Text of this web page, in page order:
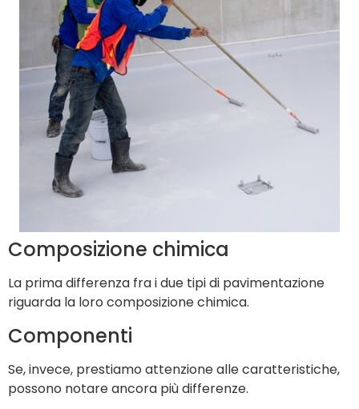
Composizione chimica
La prima differenza fra i due tipi di pavimentazione
riguarda la loro composizione chimica.
Componenti
Se, invece, prestiamo attenzione alle caratteristiche,
possono notare ancora più differenze.